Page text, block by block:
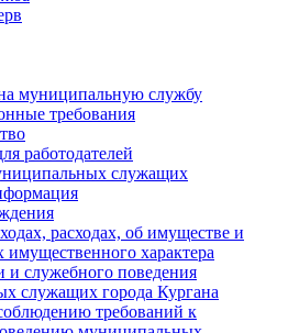
муниципальную службу
требования
работодателей
служащих
расходах, об имуществе и
имущественного характера
и служебного поведения
служащих города Кургана
требований к